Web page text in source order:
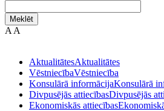
Meklēt
A A
AktualitātesAktualitātes
VēstniecībaVēstniecība
Konsulārā informācijaKonsulārā
Divpusējās attiecībasDivpusējās
Ekonomiskās attiecības